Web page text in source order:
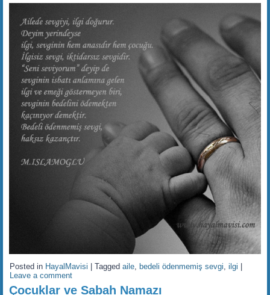
Posted in HayalMavisi |Tagged aile, bedeli ödenmemiş sevgi,ilgi
Leave a comment
Çocuklar ve Sabah Namazı